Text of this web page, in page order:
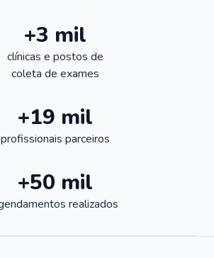
+3 mil
clínicas e postos de
coleta de exames
+19 mil
profissionais parceiros
+50 mil
realizados